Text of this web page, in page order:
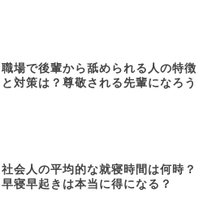
職場で後輩から舐められる人の特徴
と対策は？尊敬される先輩になろう
社会人の平均的な就寝時間は何時？
早寝早起きは本当に得になる？